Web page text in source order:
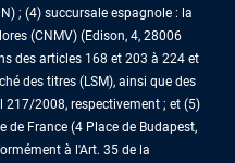
; (4) succursale espagnole : la
(CNMV) (Edison, 4, 28006
des articles 168 et 203 à 224 et
des titres (LSM), ainsi que des
217/2008, respectivement ; et (5)
de France (4 Place de Budapest,
à l'Art. 35 de la